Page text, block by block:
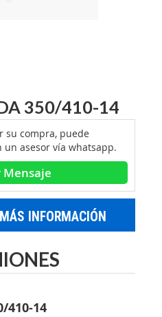
350/410-14
su compra, puede
un asesor vía whatsapp.
Mensaje
INFORMACIÓN
410-14